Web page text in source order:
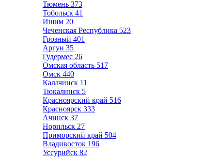
Тюмень 373
Тобольск 41
Ишим 20
Чеченская Республика 523
Грозный 401
Аргун 35
Гудермес 26
Омская область 517
Омск 440
Калачинск 11
Тюкалинск 5
Красноярский край 516
Красноярск 333
Ачинск 37
Норильск 27
Приморский край 504
Владивосток 196
Уссурийск 82